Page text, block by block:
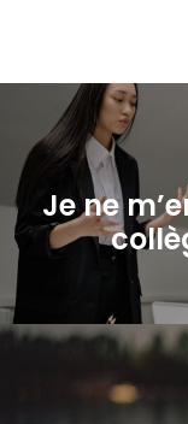
Navigation
de
l’article
Je ne